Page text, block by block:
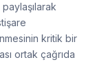
paylaşılarak
kritik bir
ortak çağrıda